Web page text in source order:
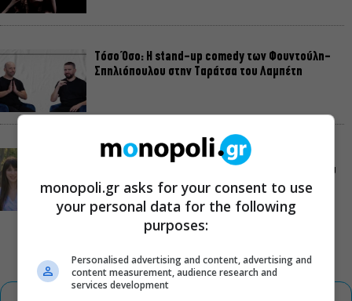
Τόσο Όσο: Η stand-up comedy των Φουντούλη-
Σπηλιόπουλου στην Ταράτσα του Λαμπέτη
Μιρέλα Πάχου – Αδάμ Τσαρούχης: Τα αξέχαστα
ντουέτα του ελληνικού σινεμά στην Ταράτσα του
Λαμπέτη
monopoli.gr asks for your consent to use
your personal data for the following
purposes:
Personalised advertising and content, advertising and
content measurement, audience research and
services development